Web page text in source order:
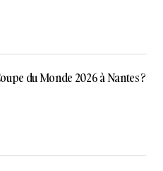
du Monde 2026 à Nantes ?